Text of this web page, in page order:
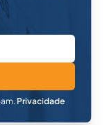
Privacidade